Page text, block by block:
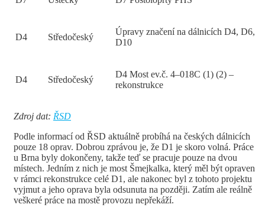
D4 Středočeský
Úpravy značení na dálnicích D4, D6,
D10
D4 Středočeský
D4 Most ev.č. 4–018C (1) (2) –
rekonstrukce
Zdroj dat: ŘSD
Podle informací od ŘSD aktuálně probíhá na českých dálnicích
pouze 18 oprav. Dobrou zprávou je, že D1 je skoro volná. Práce
u Brna byly dokončeny, takže teď se pracuje pouze na dvou
místech. Jedním z nich je most Šmejkalka, který měl být opraven
v rámci rekonstrukce celé D1, ale nakonec byl z tohoto projektu
vyjmut a jeho oprava byla odsunuta na později. Zatím ale reálně
veškeré práce na mostě provozu nepřekáží.